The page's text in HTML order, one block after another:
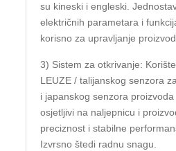
su kineski i engleski.
električnih parametara i
korisno za upravljanje
3) Sistem za otkrivanje:
LEUZE / talijanskog senzora
i japanskog senzora
osjetljivi na naljepnicu i
preciznost i stabilne
Izvrsno štedi radnu snagu.